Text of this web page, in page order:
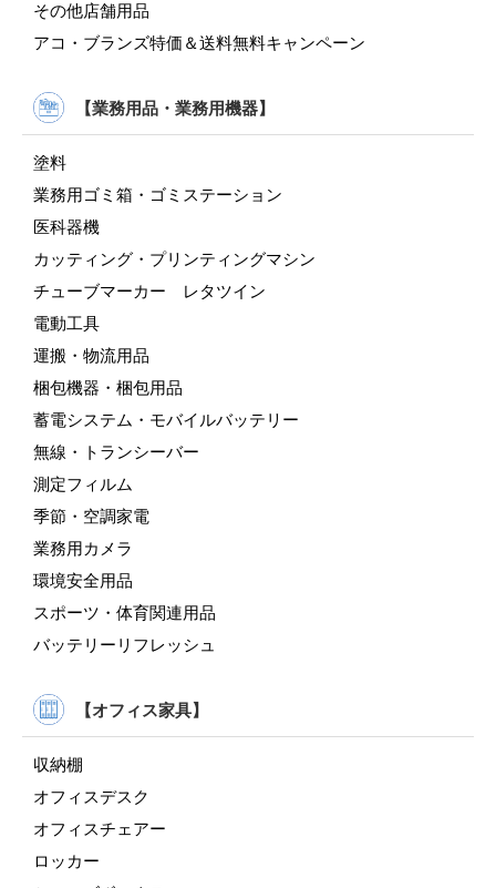
その他店舗用品
アコ・ブランズ特価＆送料無料キャンペーン
【業務用品・業務用機器】
塗料
業務用ゴミ箱・ゴミステーション
医科器機
カッティング・プリンティングマシン
チューブマーカー レタツイン
電動工具
運搬・物流用品
梱包機器・梱包用品
蓄電システム・モバイルバッテリー
無線・トランシーバー
測定フィルム
季節・空調家電
業務用カメラ
環境安全用品
スポーツ・体育関連用品
バッテリーリフレッシュ
【オフィス家具】
収納棚
オフィスデスク
オフィスチェアー
ロッカー